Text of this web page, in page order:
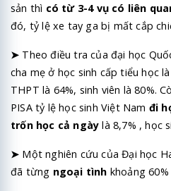
sản thì có từ 3-4 vụ có liên
đó, tỷ lệ xe tay ga bị mất cắp
➤ Theo điều tra của đại học
cha mẹ ở học sinh cấp tiểu học
THPT là 64%, sinh viên là 80%.
PISA tỷ lệ học sinh Việt Nam đi
trốn học cả ngày là 8,7% , học
➤ Một nghiên cứu của Đại học
đã từng ngoại tình khoảng